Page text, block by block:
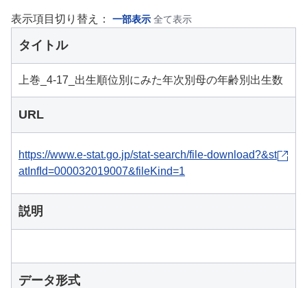
表示項目切り替え： 一部表示 全て表示
タイトル
上巻_4-17_出生順位別にみた年次別母の年齢別出生数
URL
https://www.e-stat.go.jp/stat-search/file-download?&st
atInfId=000032019007&fileKind=1
説明
データ形式